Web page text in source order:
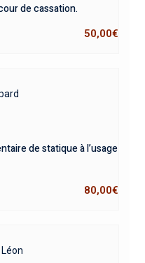
de cassation.
50,00€
de statique à l’usage
80,00€
Léon